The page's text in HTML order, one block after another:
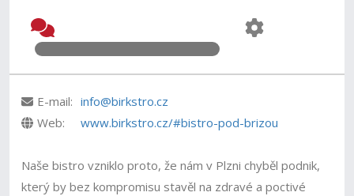
E-mail: info@birkstro.cz
Web:
www.birkstro.cz/#bistro-pod-brizou
Naše bistro vzniklo proto, že nám v Plzni chyběl podnik,
který by bez kompromisu stavěl na zdravé a poctivé